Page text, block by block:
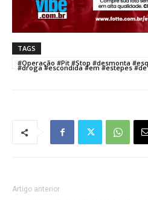
TAGS
#Operação #Pit #Stop #desmonta
#droga #escondida #em #estepes
Artigo anterior